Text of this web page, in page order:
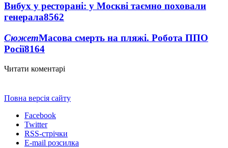
Вибух у ресторані: у Москві таємно поховали
генерала8562
СюжетМасова смерть на пляжі. Робота ППО
Росії8164
Читати коментарі
Повна версія сайту
Facebook
Twitter
RSS-стрічки
E-mail розсилка